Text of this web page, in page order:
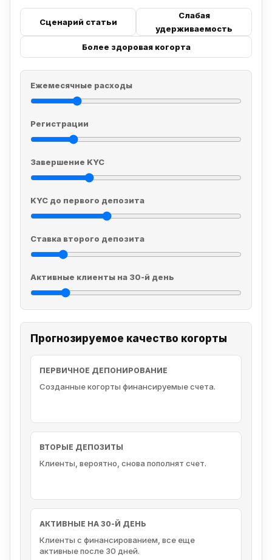
Сценарий статьи
Слабая
удерживаемость
Более здоровая когорта
Ежемесячные расходы
Регистрации
Завершение KYC
KYC до первого депозита
Ставка второго депозита
Активные клиенты на 30-й день
Прогнозируемое качество когорты
ПЕРВИЧНОЕ ДЕПОНИРОВАНИЕ
Созданные когорты финансируемые счета.
ВТОРЫЕ ДЕПОЗИТЫ
Клиенты, вероятно, снова пополнят счет.
АКТИВНЫЕ НА 30-Й ДЕНЬ
Клиенты с финансированием, все еще
активные после 30 дней.